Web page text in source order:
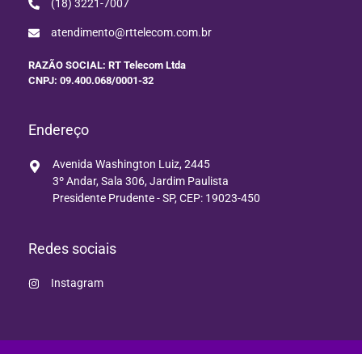
(18) 3221-7007
atendimento@rttelecom.com.br
RAZÃO SOCIAL: RT Telecom Ltda
CNPJ: 09.400.068/0001-32
Endereço
Avenida Washington Luiz, 2445
3º Andar, Sala 306, Jardim Paulista
Presidente Prudente - SP, CEP: 19023-450
Redes sociais
Instagram